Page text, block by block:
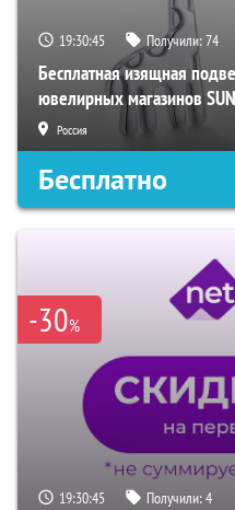
19:30:44 Получили:74
Бесплатная изящная
ювелирных магазинов
Россия
Бесплатно
-30%
19:30:44 Получили:4